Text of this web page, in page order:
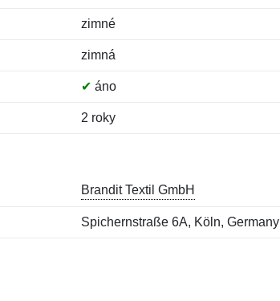
zimné
zimná
✔ áno
2 roky
Brandit Textil GmbH
Spichernstraße 6A, Köln, Germany